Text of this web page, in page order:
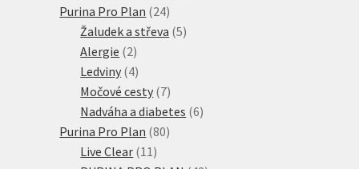
Purina Pro Plan 2424
produktů
Žaludek a střeva 55
Alergie 22
produkty
Ledviny 44
produkty
Močové cesty 77
produktů
Nadváha a diabetes 66
Purina Pro Plan 8080
Live Clear 11 11